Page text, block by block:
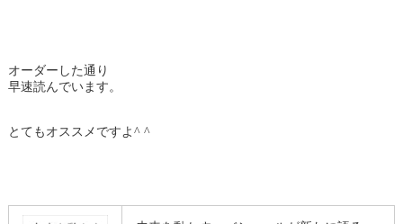
オーダーした通り
早速読んでいます。
とてもオススメですよ^ ^